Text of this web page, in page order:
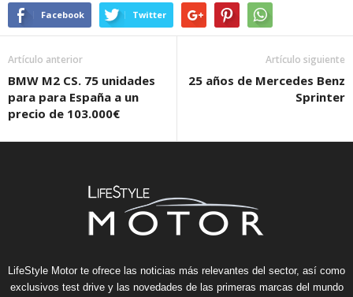
Facebook Twitter
Artículo anterior
BMW M2 CS. 75 unidades
para para España a un
precio de 103.000€
Artículo siguiente
25 años de Mercedes Benz
Sprinter
LifeStyle Motor te ofrece las noticias más relevantes del sector, así como
exclusivos test drive y las novedades de las primeras marcas del mundo